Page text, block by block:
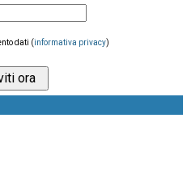
dati (informativa privacy)